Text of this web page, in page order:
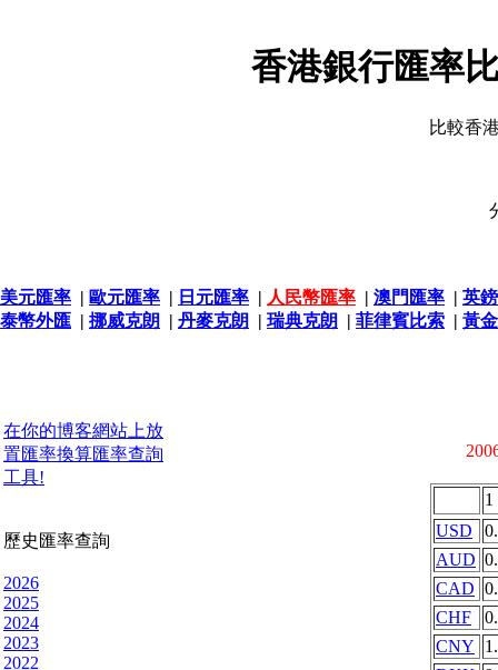
香港銀行匯率
比較香
美元匯率 | 歐元匯率 | 日元匯率 | 人民幣匯率 | 澳門匯率 | 英
泰幣外匯 | 挪威克朗 | 丹麥克朗 | 瑞典克朗 | 菲律賓比索 | 黃
在你的博客網站上放
置匯率換算匯率查詢
工具!
歷史匯率查詢
2026
2025
2024
2023
2022
1
USD
AUD
CAD
CHF
CNY